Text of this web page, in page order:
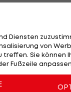
Diensten
von
Sie können
Fußzeile anpassen.